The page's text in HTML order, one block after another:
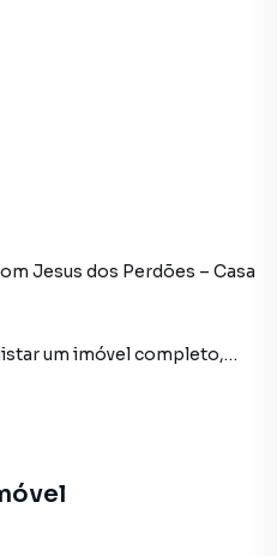
Jesus dos Perdões – Casa
um imóvel completo,